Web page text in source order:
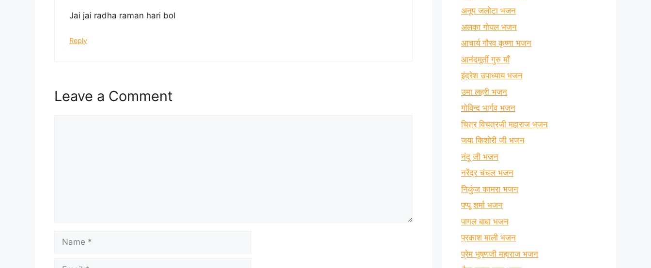
Jai jai radha raman hari bol
Reply
Leave a Comment
Name
Email
अनूप जलोटा भजन
अलका गोयल भजन
आचार्य गौरव कृष्णा भजन
आनंदमूर्ती गुरु माँ
इंद्रेश उपाध्याय भजन
उमा लहरी भजन
गोविन्द भार्गव भजन
चित्र विचत्रजी महाराज भजन
जया किशोरी जी भजन
नंदू जी भजन
नरेंद्र चंचल भजन
निकुंज कामरा भजन
पप्पू शर्मा भजन
पागल बाबा भजन
प्रकाश माली भजन
प्रेम भूषणजी महाराज भजन